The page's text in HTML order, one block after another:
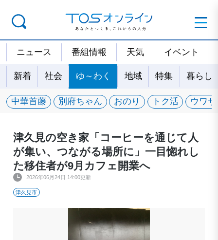
ニュース 番組情報 天気 イベント
新着 社会 ゆ～わく 地域 特集 暮らし
中華首藤 別府ちゃん おのり トク活 ウワ
津久見の空き家「コーヒーを通じて人
が集い、つながる場所に」一目惚れし
た移住者が9月カフェ開業へ
2026年06月24日 14:00更新
津久見市